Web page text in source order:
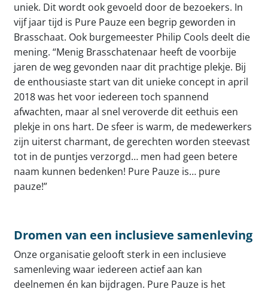
uniek. Dit wordt ook gevoeld door de bezoekers. In
vijf jaar tijd is Pure Pauze een begrip geworden in
Brasschaat. Ook burgemeester Philip Cools deelt die
mening. “Menig Brasschatenaar heeft de voorbije
jaren de weg gevonden naar dit prachtige plekje. Bij
de enthousiaste start van dit unieke concept in april
2018 was het voor iedereen toch spannend
afwachten, maar al snel veroverde dit eethuis een
plekje in ons hart. De sfeer is warm, de medewerkers
zijn uiterst charmant, de gerechten worden steevast
tot in de puntjes verzorgd… men had geen betere
naam kunnen bedenken! Pure Pauze is… pure
pauze!”
Dromen van een inclusieve samenleving
Onze organisatie gelooft sterk in een inclusieve
samenleving waar iedereen actief aan kan
deelnemen én kan bijdragen. Pure Pauze is het